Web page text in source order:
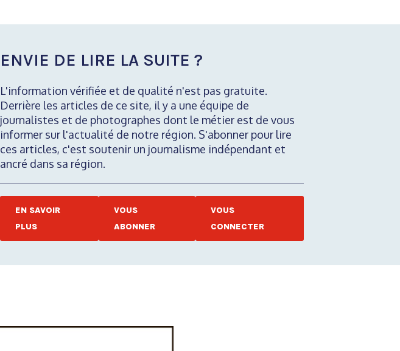
ENVIE DE LIRE LA SUITE ?
L'information vérifiée et de qualité n'est pas gratuite.
Derrière les articles de ce site, il y a une équipe de
journalistes et de photographes dont le métier est de vous
informer sur l'actualité de notre région. S'abonner pour lire
ces articles, c'est soutenir un journalisme indépendant et
ancré dans sa région.
EN SAVOIR
PLUS
VOUS
ABONNER
VOUS
CONNECTER